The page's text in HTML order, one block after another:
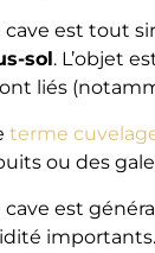
cave est tout
sol. L’objet
liés
terme
ou des
cave est